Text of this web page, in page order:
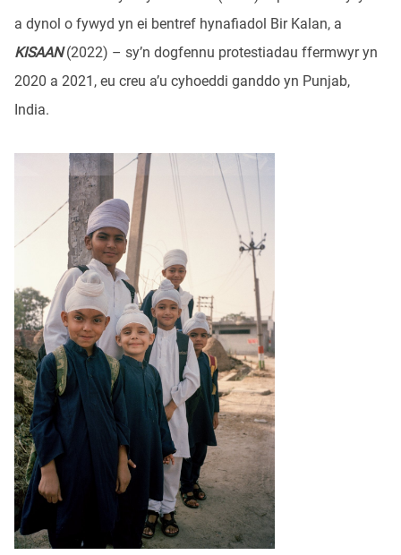
a dynol o fywyd yn ei bentref hynafiadol Bir Kalan, a
KISAAN(2022) – sy’n dogfennu protestiadau ffermwyr yn
2020 a 2021, eu creu a’u cyhoeddi ganddo yn Punjab,
India.